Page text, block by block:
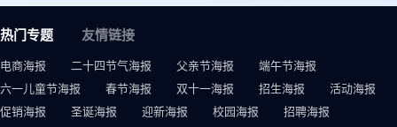
热门专题 友情链接
电商海报 二十四节气海报 父亲节海报
端午节海报
六一儿童节海报
春节海报 双十一海报 招生海报
活动海报
促销海报
圣诞海报 迎新海报 校园海报
招聘海报